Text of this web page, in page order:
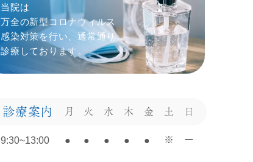
当院は
万全の新型コロナウィルス
感染対策を⾏い、通常通り
診療しております。
診療案内 月 火 水 木 金 土 日
9:30~13:00 ● ● ● ● ● ※ ー